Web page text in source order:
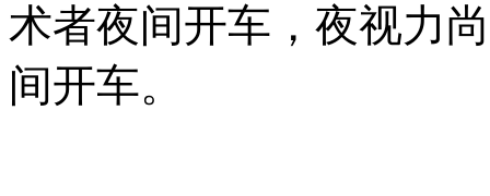
术者夜间开车，夜视力
间开车。